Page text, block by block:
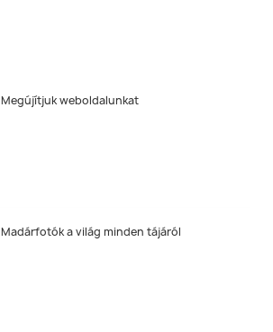
Megújítjuk weboldalunkat
Madárfotók a világ minden tájáról